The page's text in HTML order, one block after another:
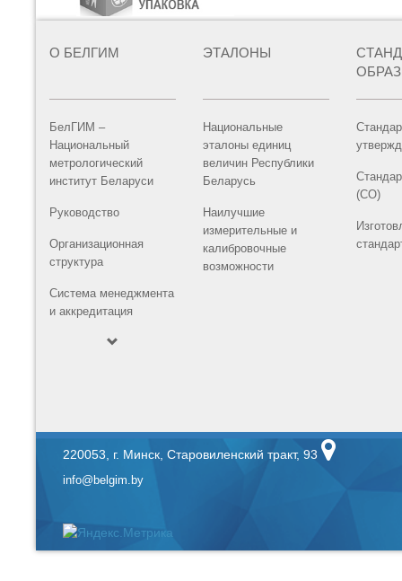
О БЕЛГИМ
БелГИМ –
Национальный
метрологический
институт Беларуси
Руководство
Организационная
структура
Система менеджмента
и аккредитация
ЭТАЛОНЫ
Национальные
эталоны единиц
величин Республики
Беларусь
Наилучшие
измерительные и
калибровочные
возможности
(СО)
220053, г. Минск, Старовиленский тракт, 93
info@belgim.by